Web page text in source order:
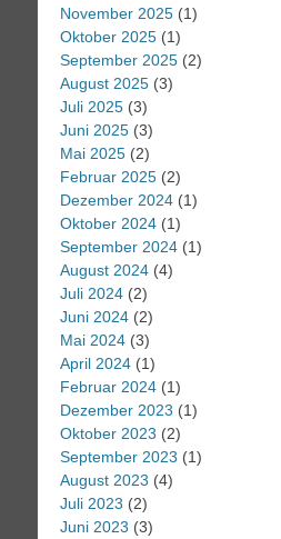
November 2025 (1)
Oktober 2025 (1)
September 2025 (2)
August 2025 (3)
Juli 2025 (3)
Juni 2025 (3)
Mai 2025 (2)
Februar 2025 (2)
Dezember 2024 (1)
Oktober 2024 (1)
September 2024 (1)
August 2024 (4)
Juli 2024 (2)
Juni 2024 (2)
Mai 2024 (3)
April 2024 (1)
Februar 2024 (1)
Dezember 2023 (1)
Oktober 2023 (2)
September 2023 (1)
August 2023 (4)
Juli 2023 (2)
Juni 2023 (3)